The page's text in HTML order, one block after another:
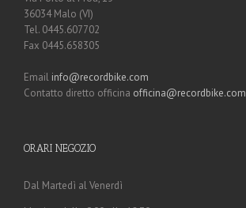
36034 Malo (VI)
Tel. 0445.607702
Fax 0445.658305
Email info@recordbike.com
Contatto diretto officina officina@recordbike.com
ORARI NEGOZIO
Dal Martedì al Venerdì